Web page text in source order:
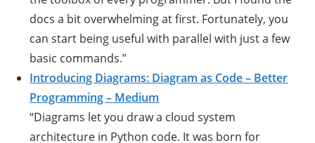
docs a bit overwhelming at first. Fortunately, you
can start being useful with parallel with just a few
basic commands.”
Introducing Diagrams: Diagram as Code – Better
Programming – Medium
“Diagrams let you draw a cloud system
architecture in Python code. It was born for